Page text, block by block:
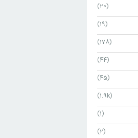
(20)
(19)
(178)
(44)
(45)
(1.9k)
(1)
(2)